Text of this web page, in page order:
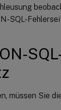
SQL-
müssen Sie